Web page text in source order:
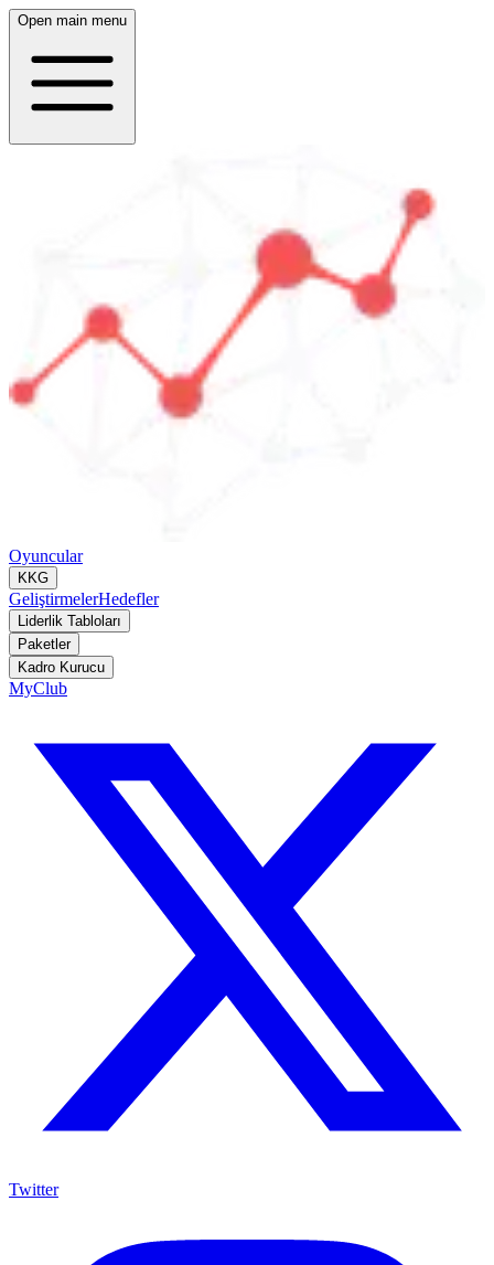
Open main menu
Oyuncular
KKG
GeliştirmelerHedefler
Liderlik Tabloları
Paketler
Kadro Kurucu
MyClub
Twitter